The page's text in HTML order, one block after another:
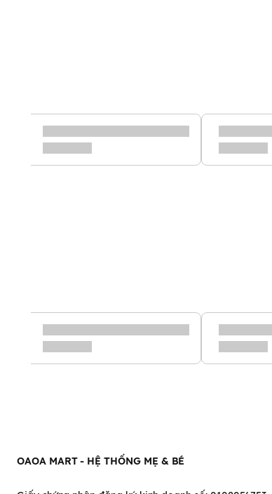
OAOA MART - HỆ THỐNG MẸ & BÉ